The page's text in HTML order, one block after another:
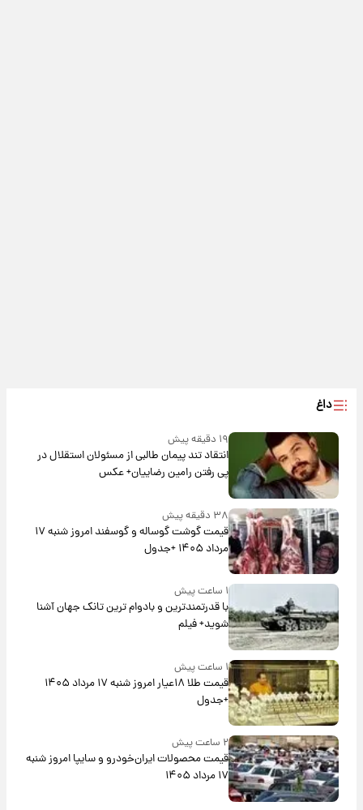
داغ
۱۹ دقیقه پیش
انتقاد تند پیمان طالبی از مسئولان استقلال در
پی رفتن رامین رضاییان+ عکس
۳۸ دقیقه پیش
قیمت گوشت گوساله و گوسفند امروز شنبه ۱۷
مرداد ۱۴۰۵ +جدول
۱ ساعت پیش
با قدرتمندترین و بادوام ترین تانک جهان آشنا
شوید+ فیلم
۱ ساعت پیش
قیمت طلا ۱۸عیار امروز شنبه ۱۷ مرداد ۱۴۰۵
+جدول
۲ ساعت پیش
قیمت محصولات ایران‌خودرو و سایپا امروز شنبه
۱۷ مرداد ۱۴۰۵